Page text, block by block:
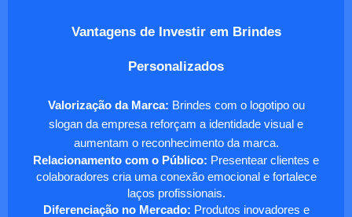
Vantagens de Investir em Brindes
Personalizados
Valorização da Marca: Brindes com o logotipo ou
slogan da empresa reforçam a identidade visual e
aumentam o reconhecimento da marca.
Relacionamento com o Público: Presentear clientes e
colaboradores cria uma conexão emocional e fortalece
laços profissionais.
Diferenciação no Mercado: Produtos inovadores e